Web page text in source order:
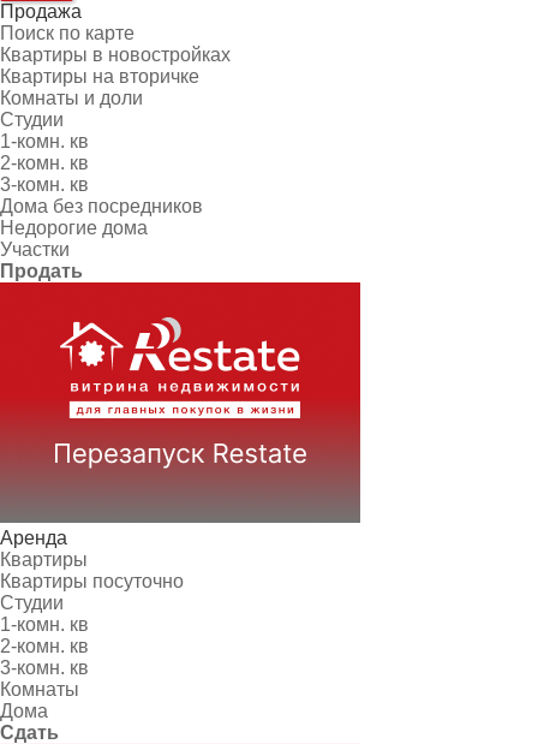
Продажа
Поиск по карте
Квартиры в новостройках
Квартиры на вторичке
Комнаты и доли
Студии
1-комн. кв
2-комн. кв
3-комн. кв
Дома без посредников
Недорогие дома
Участки
Продать
Аренда
Квартиры
Квартиры посуточно
Студии
1-комн. кв
2-комн. кв
3-комн. кв
Комнаты
Дома
Сдать